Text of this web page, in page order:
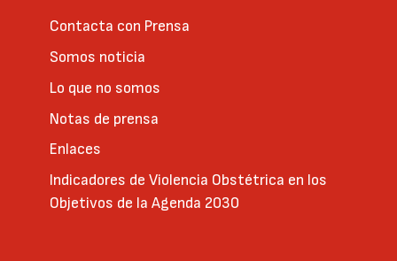
Contacta con Prensa
Somos noticia
Lo que no somos
Notas de prensa
Enlaces
Indicadores de Violencia Obstétrica en los
Objetivos de la Agenda 2030